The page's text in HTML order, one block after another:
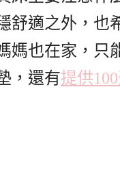
舒適之外，也
媽也在家，只
，還有提供